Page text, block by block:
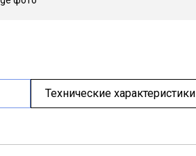
Технические характеристики